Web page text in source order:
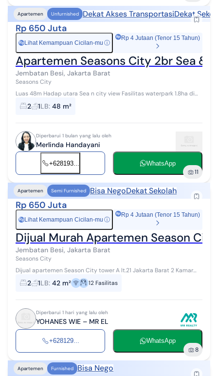
Apartemen Unfurnished Dekat Akses TransportasiDekat
Rp 650 Juta
Rp Lihat Kemampuan Cicilan-mu ⓘ
Rp 4 Jutaan (Tenor 15 Tahun)
Apartemen Seasons City 2br Sea &
Jembatan Besi, Jakarta Barat
Seasons City
Luas 48m Hadap utara Sea n city view Fasilitas waterpark 1.8ha di
lantai 7 Jogging track Playground Parkir luas Di lantai bawah ada
trade mall Hal...
2 1LB: 48 m²
Diperbarui 1 bulan yang lalu oleh
Merlinda Handayani
+628193... WhatsApp
11
Apartemen Semi Furnished Bisa NegoDekat Sekolah
Rp 650 Juta
Rp Lihat Kemampuan Cicilan-mu ⓘ
Rp 4 Jutaan (Tenor 15 Tahun)
Dijual Murah Apartemen Season
Jembatan Besi, Jakarta Barat
Seasons City
Dijual apartemen Season City tower A lt.21 Jakarta Barat 2 Kamar
Tidur, 1 Kamar Tidur, luas 42m2, semi furnhsd, sertifikat, Harga 650jt
msh nego ti...
2 1LB: 42 m² 12 Fasilitas
Diperbarui 1 hari yang lalu oleh
YOHANES WIE – MR EL
+628129... WhatsApp
8
Apartemen Furnished Bisa Nego